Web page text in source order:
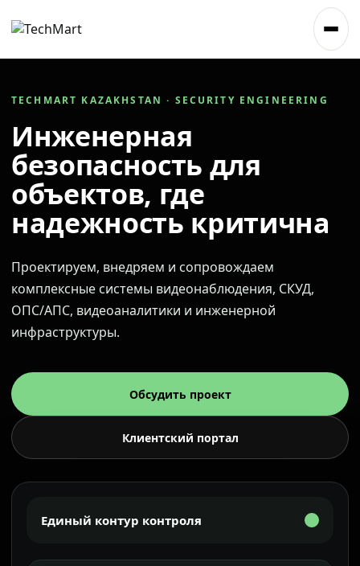
TECHMART KAZAKHSTAN · SECURITY ENGINEERING
Инженерная
безопасность для
объектов, где
надежность критична
Проектируем, внедряем и сопровождаем
комплексные системы видеонаблюдения, СКУД,
ОПС/АПС, видеоаналитики и инженерной
инфраструктуры.
Обсудить проект
Клиентский портал
Единый контур контроля